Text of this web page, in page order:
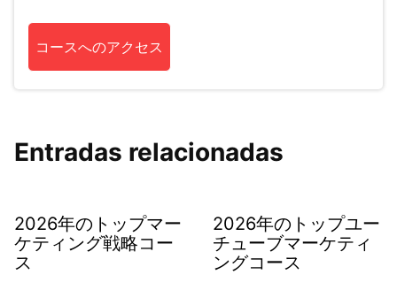
コースへのアクセス
Entradas relacionadas
2026年のトップマー
ケティング戦略コー
ス
2026年のトップユー
チューブマーケティ
ングコース